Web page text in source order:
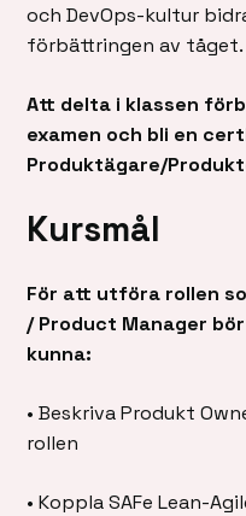
och DevOps-kultur
förbättringen av tåget.
Att delta i klassen
examen och bli en
Produktägare/
Kursmål
För att utföra rollen
/ Product Manager
kunna:
• Beskriva Produkt
rollen
• Koppla SAFe Lean-